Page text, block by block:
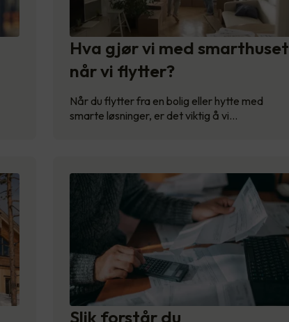
Hva gjør vi med smarthuset
når vi flytter?
Når du flytter fra en bolig eller hytte med
smarte løsninger, er det viktig å vi…
Slik forstår du